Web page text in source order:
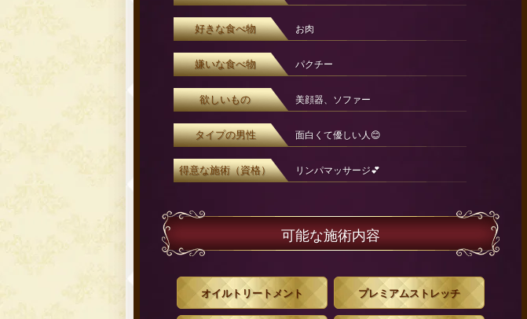
好きな食べ物 お肉
嫌いな食べ物 パクチー
欲しいもの 美顔器、ソファー
タイプの男性 面白くて優しい人😊
得意な施術（資格） リンパマッサージ💕
可能な施術内容
オイルトリートメント プレミアムストレッチ